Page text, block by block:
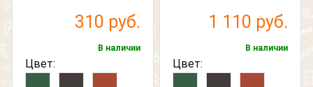
310 руб.
В наличии
Цвет:
1 110 руб.
В наличии
Цвет: